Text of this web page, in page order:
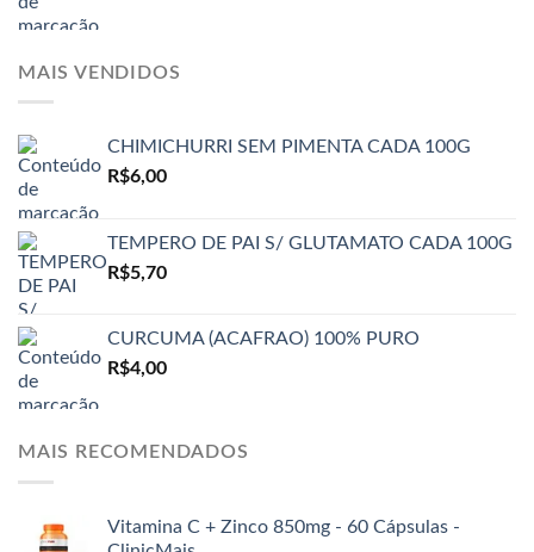
MAIS VENDIDOS
CHIMICHURRI SEM PIMENTA CADA 100G
R$6,00
TEMPERO DE PAI S/ GLUTAMATO CADA 100G
R$5,70
CURCUMA (ACAFRAO) 100% PURO
R$4,00
MAIS RECOMENDADOS
Vitamina C + Zinco 850mg - 60 Cápsulas -